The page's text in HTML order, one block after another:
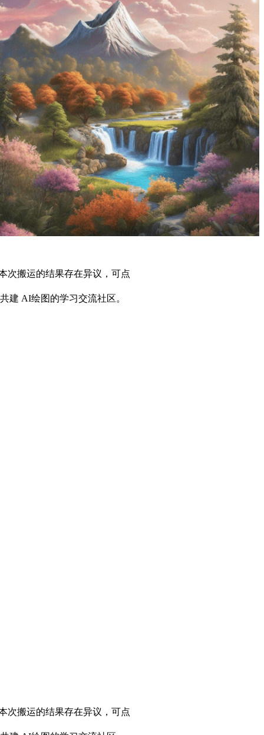
次搬运的结果存在异议，可点
建 AI绘图的学习交流社区。
次搬运的结果存在异议，可点